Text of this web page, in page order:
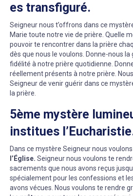
es transfiguré.
Seigneur nous t’offrons dans ce
Marie toute notre vie de prière. Quelle
pouvoir te rencontrer dans la prière
dès que nous le voulons. Donne-nous la
fidélité à notre prière quotidienne.
réellement présents à notre prière.
Seigneur de venir guérir dans ce
la prière.
5ème mystère
institues
Dans ce mystère Seigneur nous
l’Église. Seigneur nous voulons te
sacrements que nous avons reçus
spécialement pour les confessions et
avons vécues. Nous voulons te rendre